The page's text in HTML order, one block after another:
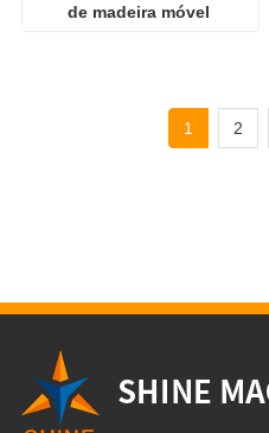
de madeira móvel
1 2